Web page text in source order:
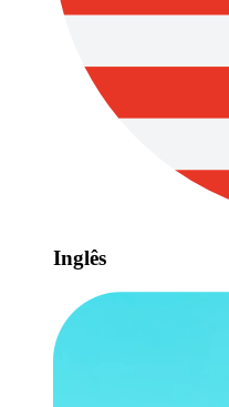
Inglês